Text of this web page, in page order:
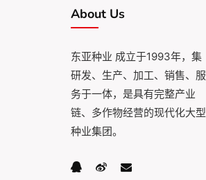
About Us
东亚种业 成立于1993年，集
研发、生产、加工、销售、服
务于一体，是具有完整产业
链、多作物经营的现代化大型
种业集团。